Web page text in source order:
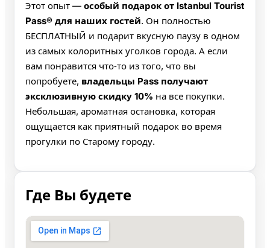
Этот опыт — особый подарок от Istanbul Tourist
Pass® для наших гостей. Он полностью
БЕСПЛАТНЫЙ и подарит вкусную паузу в одном
из самых колоритных уголков города. А если
вам понравится что‑то из того, что вы
попробуете, владельцы Pass получают
эксклюзивную скидку 10% на все покупки.
Небольшая, ароматная остановка, которая
ощущается как приятный подарок во время
прогулки по Старому городу.
Где Вы будете